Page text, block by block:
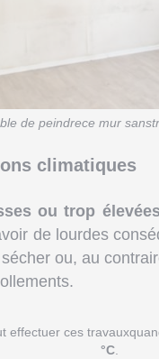
de peindrece mur
climatiques
ou trop
de lourdes
ou, au
effectuer ces
°C